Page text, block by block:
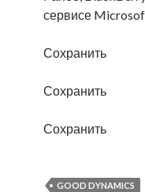
сервисе
Сохранить
Сохранить
Сохранить
GOOD DYNAMICS